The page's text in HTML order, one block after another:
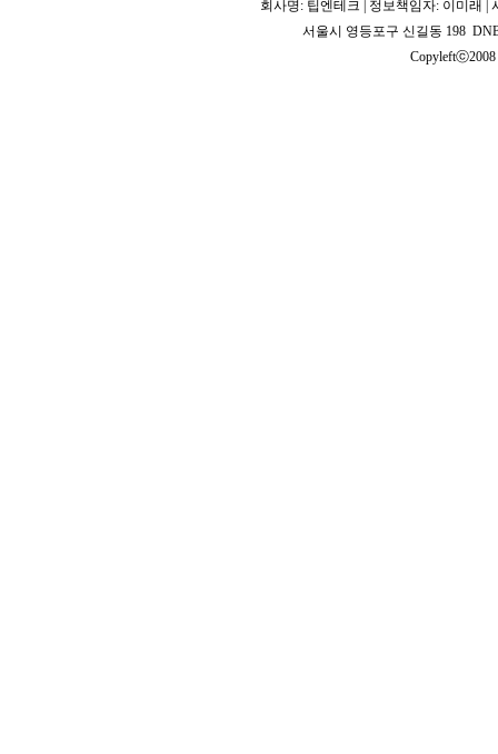
회사명: 팁엔테크 | 정보책임자: 이미래 |
서울시 영등포구 신길동 198
Copyleftⓒ2008